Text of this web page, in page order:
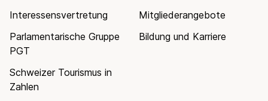
Interessensvertretung
Parlamentarische Gruppe
PGT
Schweizer Tourismus in
Zahlen
Mitgliederangebote
Bildung und Karriere